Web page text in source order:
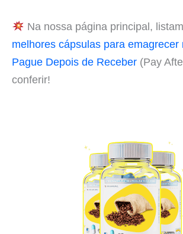
Na nossa página principal,
melhores cápsulas para emagrecer
Pague Depois de Receber (Pay
conferir!